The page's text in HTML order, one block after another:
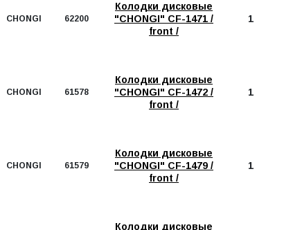
CHONGI 62200
Колодки дисковые
"CHONGI" CF-1471 /
front /
1
CHONGI 61578
Колодки дисковые
"CHONGI" CF-1472 /
front /
1
CHONGI 61579
Колодки дисковые
"CHONGI" CF-1479 /
front /
1
Колодки дисковые